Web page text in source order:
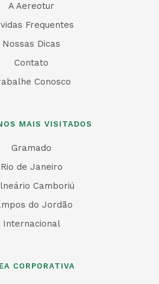
A Aereotur
Frequentes
Nossas Dicas
Contato
Conosco
MAIS VISITADOS
Gramado
Rio de Janeiro
Camboriú
do Jordão
Internacional
CORPORATIVA